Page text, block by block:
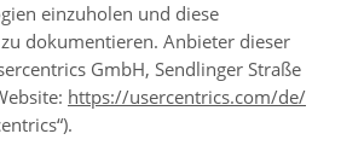
einzuholen und diese
dokumentieren. Anbieter dieser
GmbH, Sendlinger Straße
https://usercentrics.com/de/